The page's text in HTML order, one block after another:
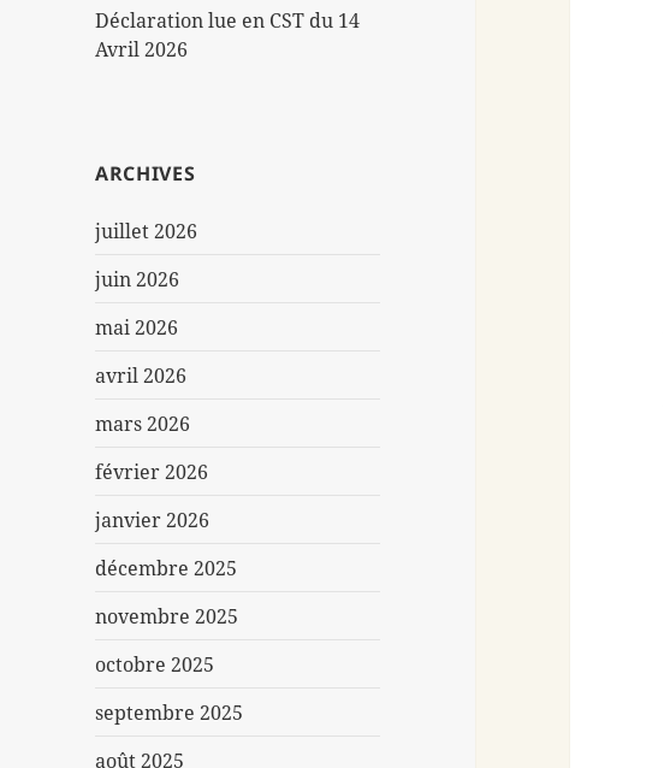
Déclaration lue en CST du 14
Avril 2026
ARCHIVES
juillet 2026
juin 2026
mai 2026
avril 2026
mars 2026
février 2026
janvier 2026
décembre 2025
novembre 2025
octobre 2025
septembre 2025
août 2025